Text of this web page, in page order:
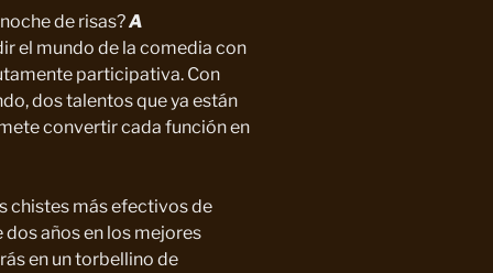
de risas?A
el mundo de la comedia con
participativa. Con
dos talentos que ya están
convertir cada función en
chistes más efectivos de
años en los mejores
en un torbellino de